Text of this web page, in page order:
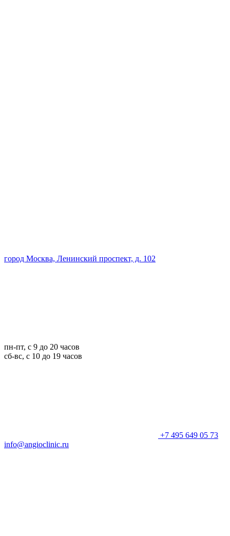
город Москва, Ленинский проспект, д. 102
пн-пт, с 9 до 20 часов
сб-вс, с 10 до 19 часов
+7 495 649 05 73
info@angioclinic.ru